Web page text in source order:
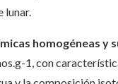
lunar.
homogéneas y
1, con